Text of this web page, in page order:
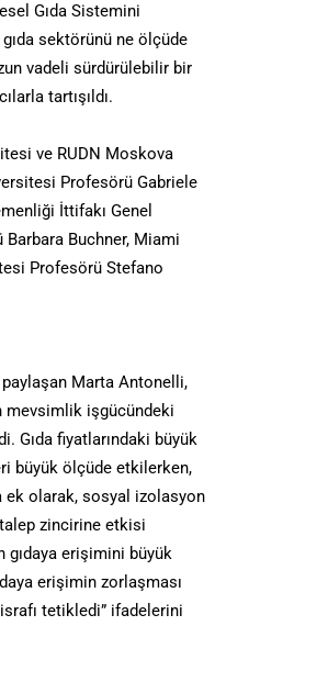
Gıda Sistemini
gıda sektörünü ne ölçüde
vadeli sürdürülebilir bir
tartışıldı.
ve RUDN Moskova
Profesörü Gabriele
İttifakı Genel
Buchner, Miami
Profesörü Stefano
paylaşan Marta Antonelli,
mevsimlik işgücündeki
Gıda fiyatlarındaki büyük
büyük ölçüde etkilerken,
ek olarak, sosyal izolasyon
zincirine etkisi
gıdaya erişimini büyük
erişimin zorlaşması
tetikledi” ifadelerini